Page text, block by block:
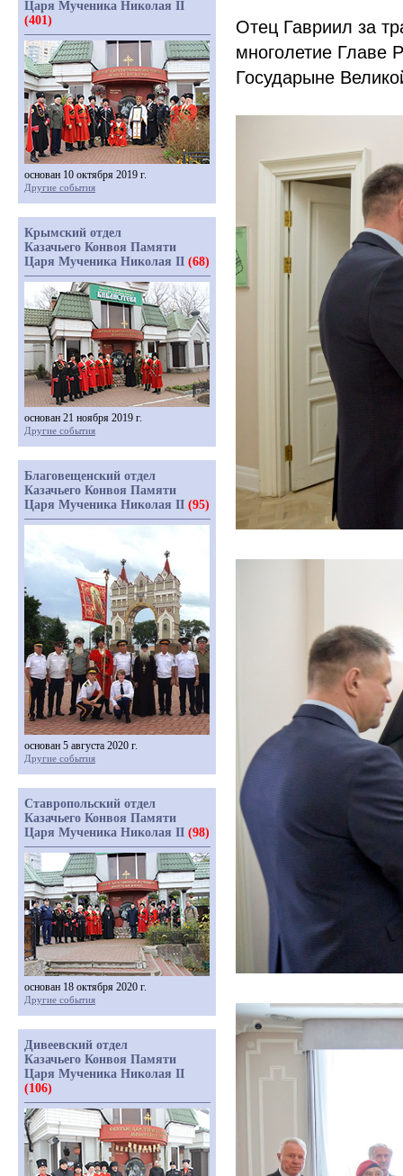
Отец Гавриил за
многолетие Главе
Государыне
Царя Мученика Николая II
(401)
основан 10 октября 2019 г.
Другие события
Крымский отдел
Казачьего Конвоя Памяти
Царя Мученика Николая II (68)
основан 21 ноября 2019 г.
Другие события
Благовещенский отдел
Казачьего Конвоя Памяти
Царя Мученика Николая II (95)
основан 5 августа 2020 г.
Другие события
Ставропольский отдел
Казачьего Конвоя Памяти
Царя Мученика Николая II (98)
основан 18 октября 2020 г.
Другие события
Дивеевский отдел
Казачьего Конвоя Памяти
Царя Мученика Николая II
(106)